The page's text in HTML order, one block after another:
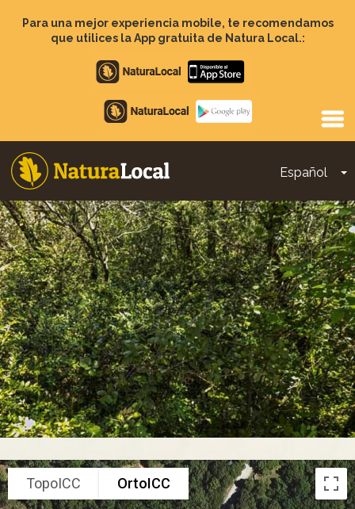
contenido
Para una mejor experiencia mobile, te recomendamos
que utilices la App gratuita de Natura Local.:
Apple
store
Google
Play
Español
Main
navigation
TopoICC OrtoICC